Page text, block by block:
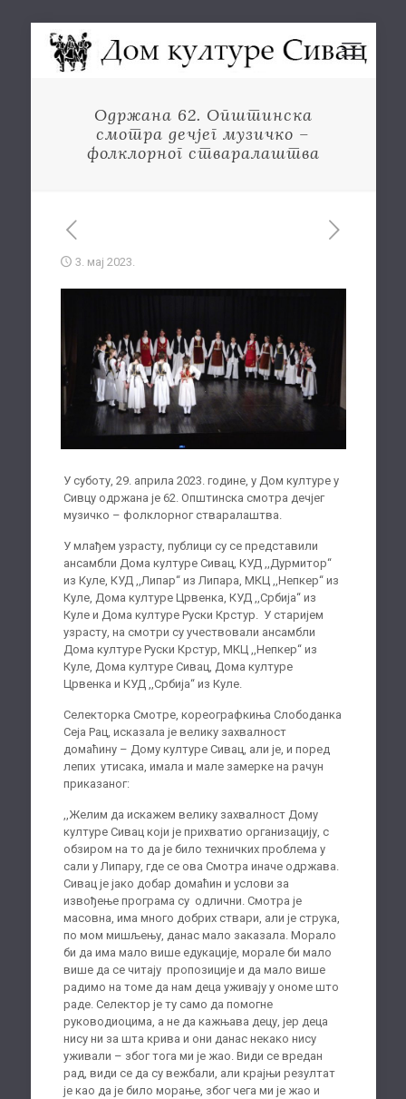
Одржана 62. Општинска
смотра дечјег музичко –
фолклорног стваралаштва
3. мај 2023.
У суботу, 29. априла 2023. године, у Дом културе у
Сивцу одржана је 62. Општинска смотра дечјег
музичко – фолклорног стваралаштва.
У млађем узрасту, публици су се представили
ансамбли Дома културе Сивац, КУД ,,Дурмитор“
из Куле, КУД ,,Липар“ из Липара, МКЦ ,,Непкер“ из
Куле, Дома културе Црвенка, КУД ,,Србија“ из
Куле и Дома културе Руски Крстур. У старијем
узрасту, на смотри су учествовали ансамбли
Дома културе Руски Крстур, МКЦ ,,Непкер“ из
Куле, Дома културе Сивац, Дома културе
Црвенка и КУД ,,Србија“ из Куле.
Селекторка Смотре, кореографкиња Слободанка
Сеја Рац, исказала је велику захвалност
домаћину – Дому културе Сивац, али је, и поред
лепих утисака, имала и мале замерке на рачун
приказаног:
,,Желим да искажем велику захвалност Дому
културе Сивац који је прихватио организацију, с
обзиром на то да је било техничких проблема у
сали у Липару, где се ова Смотра иначе одржава.
Сивац је јако добар домаћин и услови за
извођење програма су одлични. Смотра је
масовна, има много добрих ствари, али је струка,
по мом мишљењу, данас мало заказала. Морало
би да има мало више едукације, морале би мало
више да се читају пропозиције и да мало више
радимо на томе да нам деца уживају у ономе што
раде. Селектор је ту само да помогне
руководиоцима, а не да кажњава децу, јер деца
нису ни за шта крива и они данас некако нису
уживали – због тога ми је жао. Види се вредан
рад, види се да су вежбали, али крајњи резултат
је као да је било морање, због чега ми је жао и